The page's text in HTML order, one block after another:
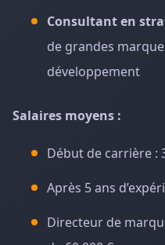
Consultant en
de grandes
développement
Salaires moyens :
Début de carrière :
Après 5 ans
Directeur de